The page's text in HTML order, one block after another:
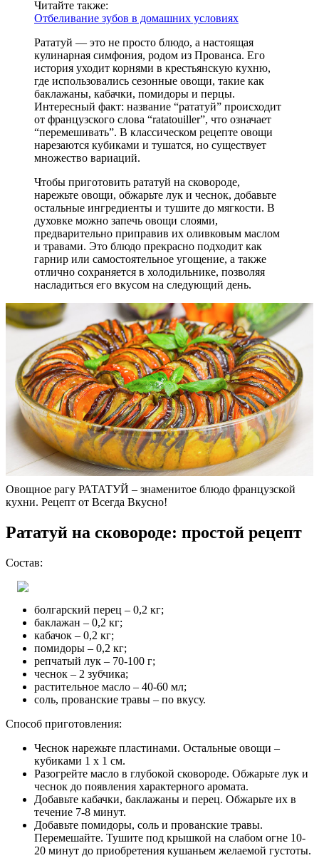
Читайте также:
Отбеливание зубов в домашних условиях
Рататуй — это не просто блюдо, а настоящая
кулинарная симфония, родом из Прованса. Его
история уходит корнями в крестьянскую кухню,
где использовались сезонные овощи, такие как
баклажаны, кабачки, помидоры и перцы.
Интересный факт: название “рататуй” происходит
от французского слова “ratatouiller”, что означает
“перемешивать”. В классическом рецепте овощи
нарезаются кубиками и тушатся, но существует
множество вариаций.
Чтобы приготовить рататуй на сковороде,
нарежьте овощи, обжарьте лук и чеснок, добавьте
остальные ингредиенты и тушите до мягкости. В
духовке можно запечь овощи слоями,
предварительно приправив их оливковым маслом
и травами. Это блюдо прекрасно подходит как
гарнир или самостоятельное угощение, а также
отлично сохраняется в холодильнике, позволяя
насладиться его вкусом на следующий день.
Овощное рагу РАТАТУЙ – знаменитое блюдо французской
кухни. Рецепт от Всегда Вкусно!
Рататуй на сковороде: простой рецепт
Состав:
болгарский перец – 0,2 кг;
баклажан – 0,2 кг;
кабачок – 0,2 кг;
помидоры – 0,2 кг;
репчатый лук – 70-100 г;
чеснок – 2 зубчика;
растительное масло – 40-60 мл;
соль, прованские травы – по вкусу.
Способ приготовления:
Чеснок нарежьте пластинами. Остальные овощи –
кубиками 1 х 1 см.
Разогрейте масло в глубокой сковороде. Обжарьте лук и
чеснок до появления характерного аромата.
Добавьте кабачки, баклажаны и перец. Обжарьте их в
течение 7-8 минут.
Добавьте помидоры, соль и прованские травы.
Перемешайте. Тушите под крышкой на слабом огне 10-
20 минут до приобретения кушаньем желаемой густоты.